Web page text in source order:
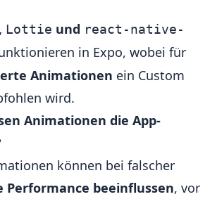
, Lottie und react-native-
in Expo, wobei für
Animationen ein Custom
wird.
Animationen die App-
können bei falscher
Performance beeinflussen, vor